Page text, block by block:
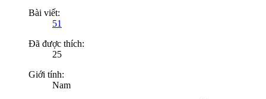
Bài viết:
51
Đã được thích:
25
Giới tính:
Nam